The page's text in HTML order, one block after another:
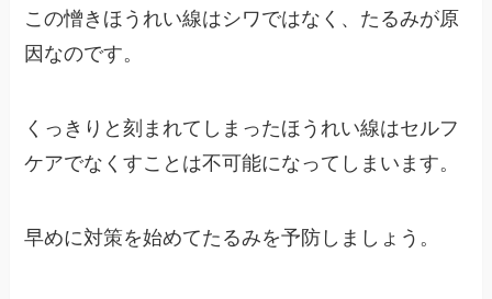
この憎きほうれい線はシワではなく、たるみが原
因なのです。
くっきりと刻まれてしまったほうれい線はセルフ
ケアでなくすことは不可能になってしまいます。
早めに対策を始めてたるみを予防しましょう。